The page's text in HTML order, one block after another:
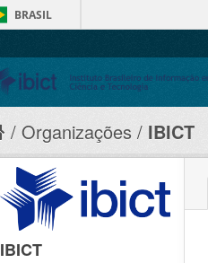
BRASIL
Organizações IBICT
IBICT